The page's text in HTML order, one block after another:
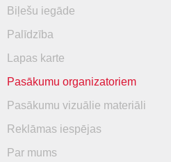
Biļešu iegāde
Palīdzība
Lapas karte
Pasākumu organizatoriem
Pasākumu vizuālie materiāli
Reklāmas iespējas
Par mums